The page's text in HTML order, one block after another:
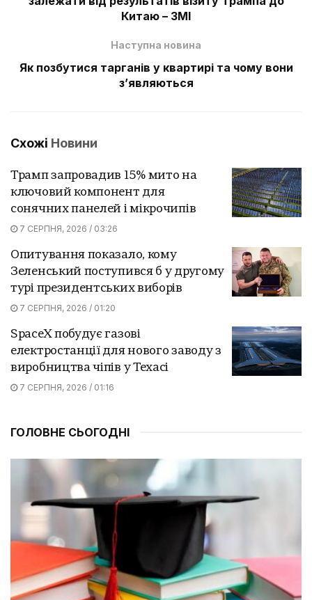
Китаю – ЗМІ
Наступна новина
Як позбутися тарганів у квартирі та чому вони
з’являються
Схожі Новини
Трамп запровадив 15% мито на
ключовий компонент для
сонячних панелей і мікрочипів
7 СЕРПНЯ, 2026 / 03:26
Опитування показало, кому
Зеленський поступився б у другому
турі президентських виборів
7 СЕРПНЯ, 2026 / 01:20
SpaceX побудує газові
електростанції для нового заводу з
виробництва чіпів у Техасі
7 СЕРПНЯ, 2026 / 01:16
ГОЛОВНЕ СЬОГОДНІ